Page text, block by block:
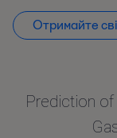
Отримайте
Prediction